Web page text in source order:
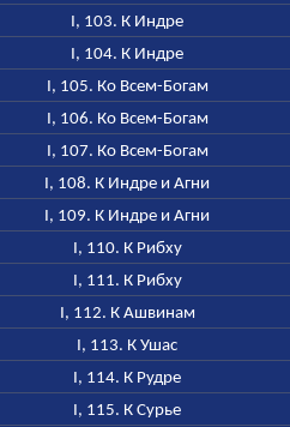
I, 103. К Индре
I, 104. К Индре
I, 105. Ко Всем-Богам
I, 106. Ко Всем-Богам
I, 107. Ко Всем-Богам
I, 108. К Индре и Агни
I, 109. К Индре и Агни
I, 110. К Рибху
I, 111. К Рибху
I, 112. К Ашвинам
I, 113. К Ушас
I, 114. К Рудре
I, 115. К Сурье